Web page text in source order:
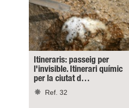
Itineraris: passeig per
l'invisible. Itinerari químic
per la ciutat d…
Ref. 32